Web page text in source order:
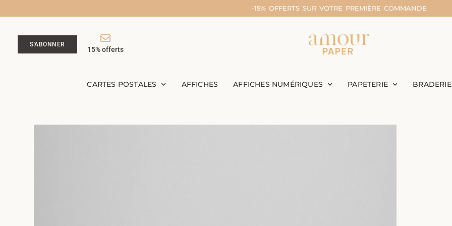
-15% OFFERTS SUR VOTRE PREMIÈRE COMMANDE
S'ABONNER
15% offerts
CARTES POSTALES AFFICHES AFFICHES NUMÉRIQUES PAPETERIE BRADERIE